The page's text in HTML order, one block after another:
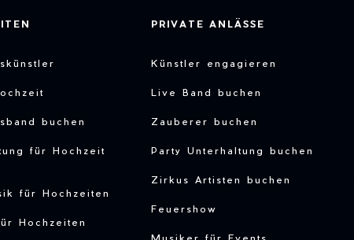
buchen
für Hochzeit
für Hochzeiten
Hochzeiten
PRIVATE ANLÄSSE
Künstler engagieren
Live Band buchen
Zauberer buchen
Party Unterhaltung buchen
Zirkus Artisten buchen
Feuershow
Musiker für Events